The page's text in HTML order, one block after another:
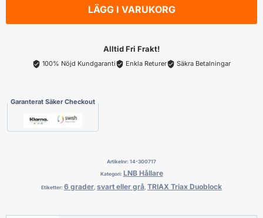
svart
grå,
6
LÄGG I VARUKORG
Alltid Fri Frakt!
100% Nöjd Kundgaranti Enkla Returer Säkra Betalningar
Garanterat Säker Checkout
Artikelnr: 14-300717
Kategori: LNB Hållare
Etiketter: 6 grader svart eller grå TRIAX Triax Duoblock